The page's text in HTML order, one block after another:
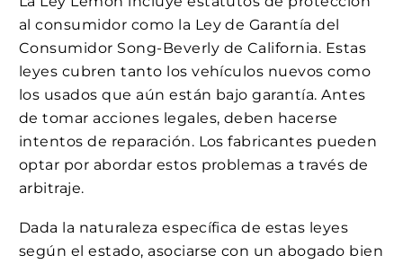
al consumidor como la Ley de Garantía del
Consumidor Song-Beverly de California. Estas
leyes cubren tanto los vehículos nuevos como
los usados que aún están bajo garantía. Antes
de tomar acciones legales, deben hacerse
intentos de reparación. Los fabricantes pueden
optar por abordar estos problemas a través de
arbitraje.
Dada la naturaleza específica de estas leyes
según el estado, asociarse con un abogado bien